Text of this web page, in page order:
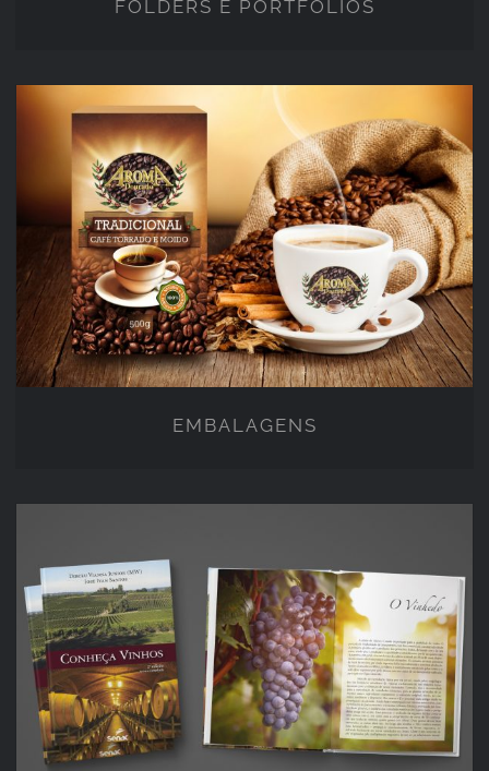
FOLDERS E PORTFÓLIOS
EMBALAGENS
EMBALAGENS
EDITORIAL